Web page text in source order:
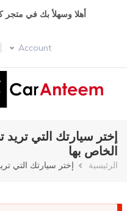
أهلا وسهلأ بك في متجر
Account
إختر سيارتك التي تريد
الخاص بها
مسار
الرئيسية إختر سيارتك التي